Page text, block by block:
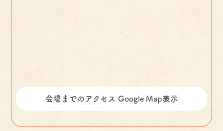
会場までのアクセス Google Map表示